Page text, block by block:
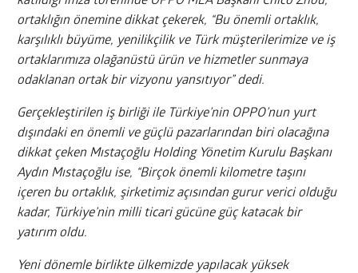
ortaklığın önemine dikkat çekerek, “Bu önemli ortaklık,
karşılıklı büyüme, yenilikçilik ve Türk müşterilerimize ve iş
ortaklarımıza olağanüstü ürün ve hizmetler sunmaya
odaklanan ortak bir vizyonu yansıtıyor” dedi.
Gerçekleştirilen iş birliği ile Türkiye’nin OPPO’nun yurt
dışındaki en önemli ve güçlü pazarlarından biri olacağına
dikkat çeken Mıstaçoğlu Holding Yönetim Kurulu Başkanı
Aydın Mıstaçoğlu ise, “Birçok önemli kilometre taşını
içeren bu ortaklık, şirketimiz açısından gurur verici olduğu
kadar, Türkiye’nin milli ticari gücüne güç katacak bir
yatırım oldu.
Yeni dönemle birlikte ülkemizde yapılacak yüksek